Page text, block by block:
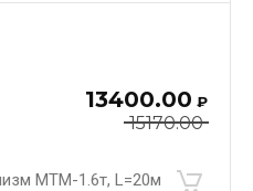
15170.00
13400.00 ₽
МТМ-1.6т, L=20м